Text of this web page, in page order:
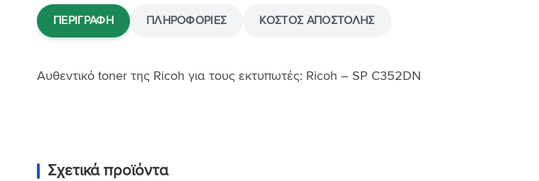
ΠΕΡΙΓΡΑΦΉ ΠΛΗΡΟΦΟΡΊΕΣ ΚΌΣΤΟΣ ΑΠΟΣΤΟΛΉΣ
Αυθεντικό toner της Ricoh για τους εκτυπωτές: Ricoh – SP C352DN
Σχετικά προϊόντα